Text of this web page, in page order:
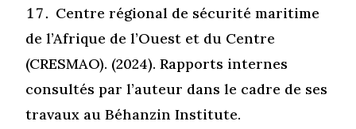
Centre régional de sécurité maritime
de l’Afrique de l’Ouest et du Centre
(CRESMAO). (2024). Rapports internes
consultés par l’auteur dans le cadre de ses
travaux au Béhanzin Institute.